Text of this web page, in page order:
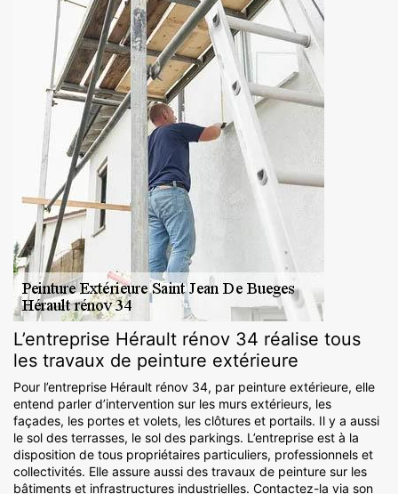
L’entreprise Hérault rénov 34 réalise tous
les travaux de peinture extérieure
Pour l’entreprise Hérault rénov 34, par peinture extérieure, elle
entend parler d’intervention sur les murs extérieurs, les
façades, les portes et volets, les clôtures et portails. Il y a aussi
le sol des terrasses, le sol des parkings. L’entreprise est à la
disposition de tous propriétaires particuliers, professionnels et
collectivités. Elle assure aussi des travaux de peinture sur les
bâtiments et infrastructures industrielles. Contactez-la via son